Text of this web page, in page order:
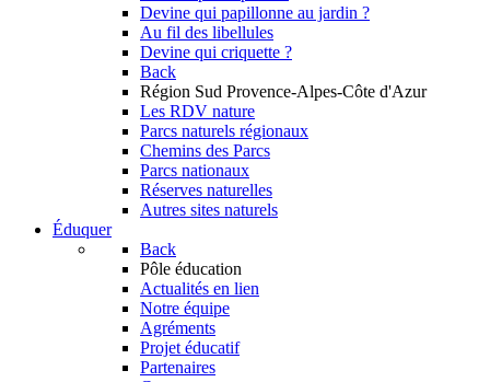
Devine qui papillonne au jardin ?
Au fil des libellules
Devine qui criquette ?
Back
Région Sud Provence-Alpes-Côte d'Azur
Les RDV nature
Parcs naturels régionaux
Chemins des Parcs
Parcs nationaux
Réserves naturelles
Autres sites naturels
Éduquer
Back
Pôle éducation
Actualités en lien
Notre équipe
Agréments
Projet éducatif
Partenaires